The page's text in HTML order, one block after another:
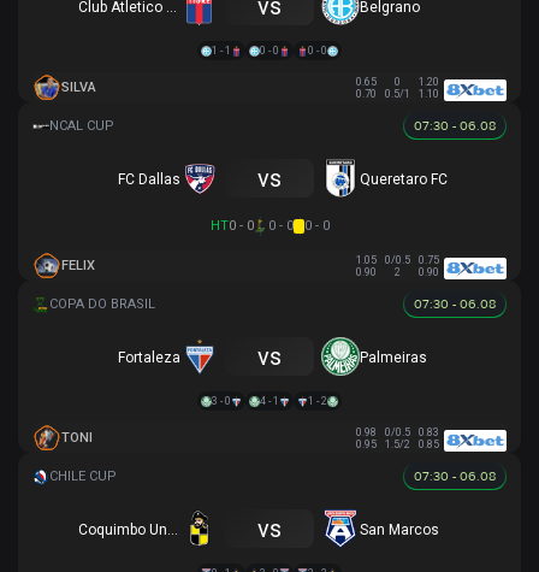
vs Belgrano
1 - 1 0 - 0 0 - 0
SILVA 0.65 0
1.20
0.70
0.5/1 1.10
07:30 - 06.08
FC Dallas vs Queretaro FC
HT0 - 0 0 - 0 0 - 0
FELIX 1.05 0/0.5
0.75
0.90
2 0.90
07:30 - 06.08
Fortaleza vs Palmeiras
3 - 0 4 - 1 1 - 2
TONI 0.98 0/0.5
0.83
0.95
1.5/2 0.85
07:30 - 06.08
vs San Marcos